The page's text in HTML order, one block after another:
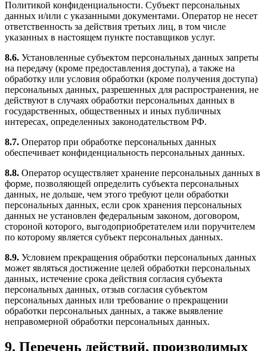
Политикой конфиденциальности. Субъект персональных
данных и/или с указанными документами. Оператор не несет
ответственность за действия третьих лиц, в том числе
указанных в настоящем пункте поставщиков услуг.
8.6. Установленные субъектом персональных данных запреты
на передачу (кроме предоставления доступа), а также на
обработку или условия обработки (кроме получения доступа)
персональных данных, разрешенных для распространения, не
действуют в случаях обработки персональных данных в
государственных, общественных и иных публичных
интересах, определенных законодательством РФ.
8.7. Оператор при обработке персональных данных
обеспечивает конфиденциальность персональных данных.
8.8. Оператор осуществляет хранение персональных данных в
форме, позволяющей определить субъекта персональных
данных, не дольше, чем этого требуют цели обработки
персональных данных, если срок хранения персональных
данных не установлен федеральным законом, договором,
стороной которого, выгодоприобретателем или поручителем
по которому является субъект персональных данных.
8.9. Условием прекращения обработки персональных данных
может являться достижение целей обработки персональных
данных, истечение срока действия согласия субъекта
персональных данных, отзыв согласия субъектом
персональных данных или требование о прекращении
обработки персональных данных, а также выявление
неправомерной обработки персональных данных.
9. Перечень действий, производимых